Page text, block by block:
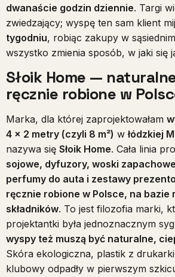
dwanaście godzin dziennie. Targi
zwiedzający; wyspę ten sam klient
tygodniu, robiąc zakupy w
wszystko zmienia sposób, w jaki się
Słoik Home —
ręcznie robione w
Marka, dla której zaprojektowałam
4 × 2 metry (czyli 8 m²) włódzkiej
nazywa się Słoik Home. Cała linia
sojowe, dyfuzory, woski
perfumy do auta i zestawy
ręcznie robione w Polsce, na bazie
składników. To jest filozofia marki,
projektantki była jednoznacznym
wyspy też muszą być naturalne,
Skóra ekologiczna, plastik z
klubowy odpadły w pierwszym